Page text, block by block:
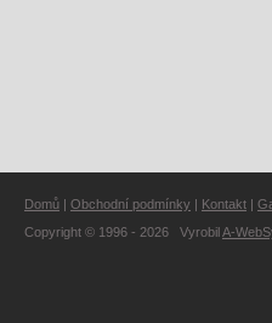
Domů | Obchodní podmínky | Kontakt |
Copyright © 1996 - 2026 VyrobilA-